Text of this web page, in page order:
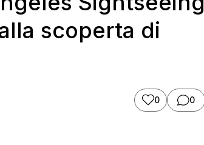
scoperta di
0 0